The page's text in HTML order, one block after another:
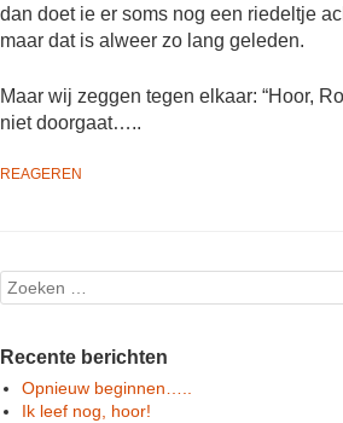
dan doet ie er soms nog een riedeltje
maar dat is alweer zo lang geleden.
Maar wij zeggen tegen elkaar: “Hoor,
niet doorgaat…..
REAGEREN
Post navigation
Search
Recente berichten
Opnieuw beginnen…..
Ik leef nog, hoor!